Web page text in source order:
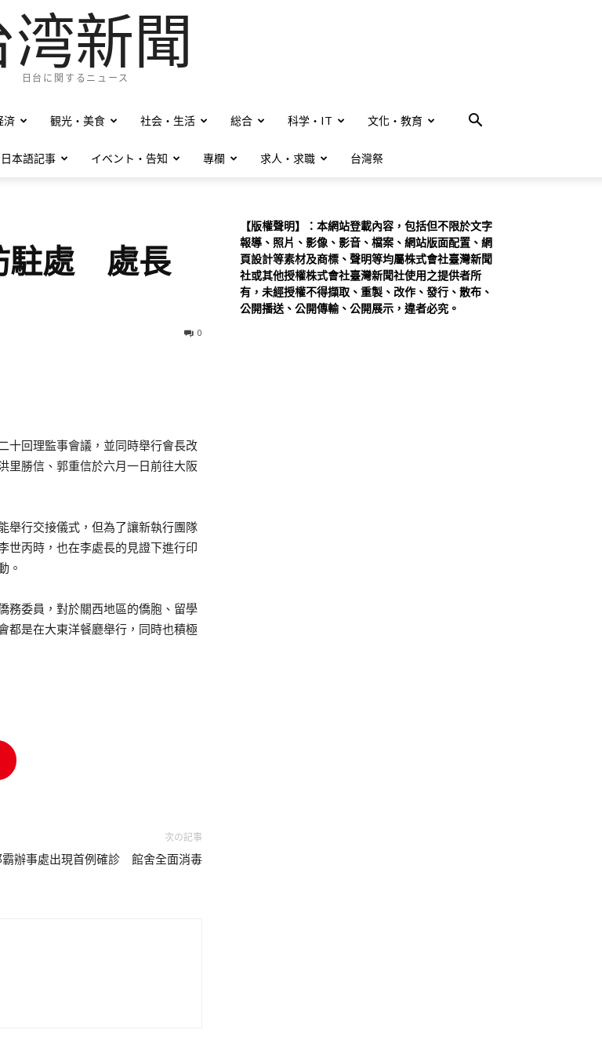
湾新聞
日台に関するニュース
済 観光・美食 社会・生活 総合 科学・IT 文化・教育
日本語記事 イベント・告知 專欄 求人・求職 台灣祭
駐處 處長
0
十回理監事會議，並同時舉行會長改
里勝信、郭重信於六月一日前往大阪
舉行交接儀式，但為了讓新執行團隊
世丙時，也在李處長的見證下進行印
。
務委員，對於關西地區的僑胞、留學
都是在大東洋餐廳舉行，同時也積極
次の記事
霸辦事處出現首例確診 館舍全面消毒
【版權聲明】：本網站登載內容，包括但不限於文字
報導、照片、影像、影音、檔案、網站版面配置、網
頁設計等素材及商標、聲明等均屬株式會社臺灣新聞
社或其他授權株式會社臺灣新聞社使用之提供者所
有，未經授權不得擷取、重製、改作、發行、散布、
公開播送、公開傳輸、公開展示，違者必究。